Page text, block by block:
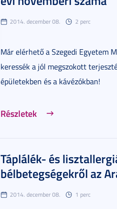
2014. december 08. 2 perc
Már elérhető a Szegedi Egyetem
keressék a jól megszokott
épületekben és a kávézókban!
Részletek
Táplálék- és
bélbetegségekről az
2014. december 08. 1 perc